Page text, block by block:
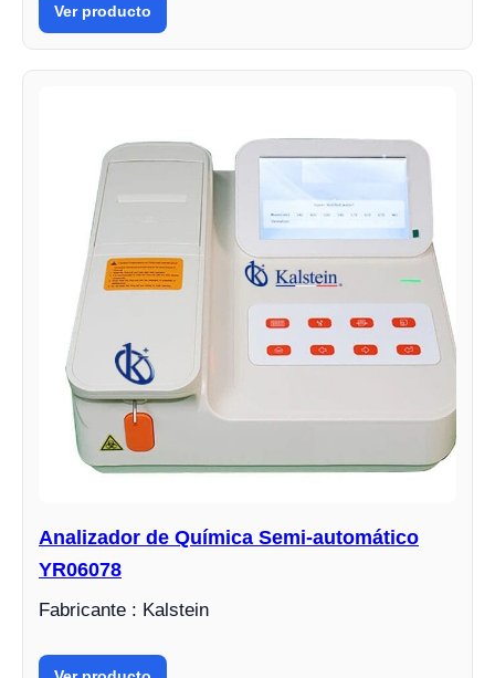
Ver producto
Analizador de Química Semi-automático
YR06078
Fabricante : Kalstein